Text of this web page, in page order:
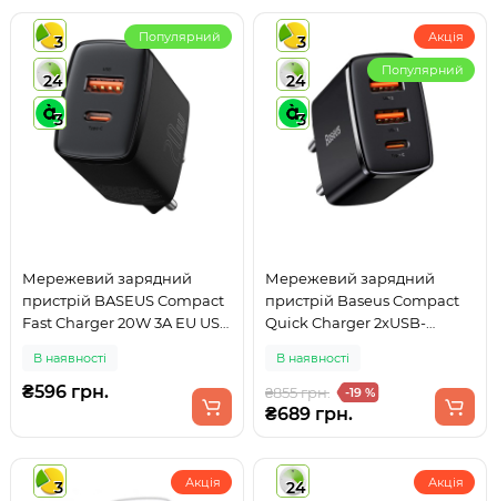
3
24
3
Популярний
Мережевий зарядний
пристрій BASEUS Compact
Fast Charger 20W 3A EU USB
В наявності
₴596 грн.
3
24
3
Акція
Популярний
Мережевий зарядний
пристрій Baseus Compact
Quick Charger 2xUSB-
В наявності
₴855 грн. -19 %
₴689 грн.
3
Акція
24
Акція